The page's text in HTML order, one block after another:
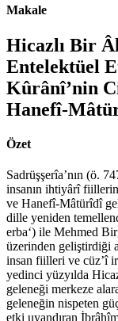
Makale
Hicazlı Bir
Entelektüel
Kûrânî’nin
Hanefî-
Özet
Sadrüşşerîa’nın (ö.
insanın ihtiyârî
ve Hanefî-Mâtürîdî
dille yeniden
erba‘) ile Mehmed
üzerinden geliştirdiği
insan fiilleri ve cüz’î
yedinci yüzyılda
geleneği merkeze
geleneğin nispeten
etki uyandıran